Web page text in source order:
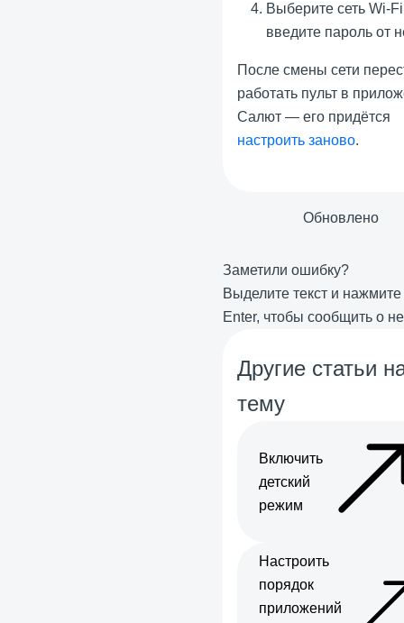
Выберите сеть Wi-
введите пароль от
После смены сети
работать пульт в
Салют — его придётся
настроить заново.
Обновлено
Заметили ошибку?
Выделите текст и нажмите
Enter, чтобы сообщить о
Другие статьи
тему
Включить
детский
режим
Настроить
порядок
приложений